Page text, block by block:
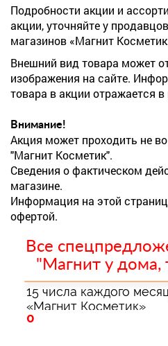
Подробности акции и
акции, уточняйте у
магазинов «Магнит
Внешний вид товара может
изображения на сайте.
товара в акции отражается в
Внимание!
Акция может проходить не
"Магнит Косметик".
Сведения о фактическом
магазине.
Информация на этой
офертой.
Все
"Магнит у дома,
15 числа каждого
«Магнит Косметик»
0